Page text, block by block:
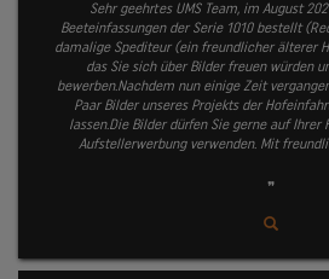
Sehr geehrtes UMS Team, im August
Beeteinfassungen der Serie 1010 bestellt
damalige Spediteur (ein freundlicher älterer
das Sie sich über Bilder freuen würden
bewerben.Nachdem nun einige Zeit
Paar Bilder unseres Projekts der
lassen.Die Bilder dürfen Sie gerne auf Ihrer
Aufstellerwerbung verwenden. Mit
❞